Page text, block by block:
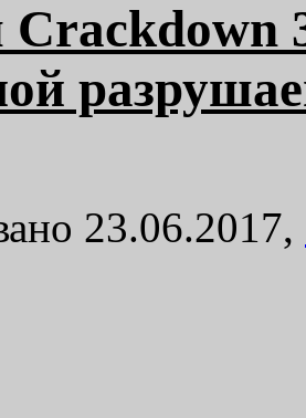
23.06.2017,